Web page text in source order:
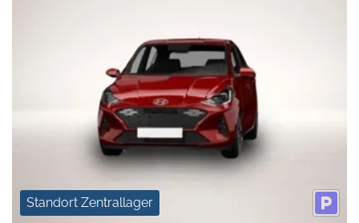
Standort Zentrallager